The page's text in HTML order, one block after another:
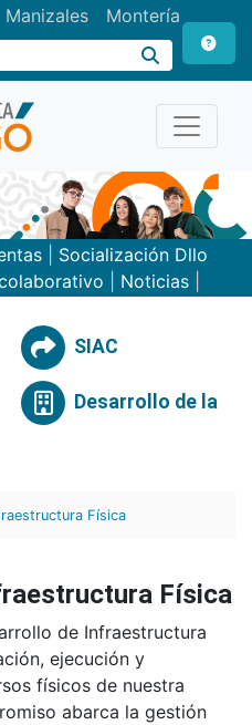
Manizales Montería
| Socialización Dllo
Noticias
SIAC
Desarrollo de la
Física
Física
de Infraestructura
ejecución y
físicos de nuestra
abarca la gestión